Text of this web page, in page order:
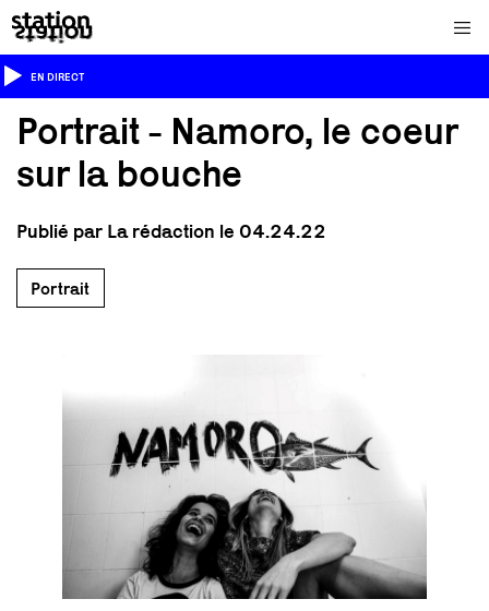
EN DIRECT
Portrait - Namoro, le coeur
sur la bouche
Publié par La rédaction le 04.24.22
Portrait